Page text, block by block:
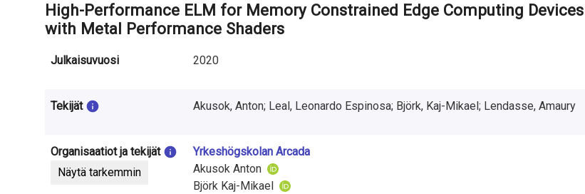
High-Performance ELM for Memory Constrained Edge Computing Devices
with Metal Performance Shaders
Julkaisuvuosi 2020
Tekijät Akusok, Anton; Leal, Leonardo Espinosa; Björk, Kaj-Mikael; Lendasse, Amaury
Organisaatiot ja tekijät
Näytä tarkemmin
Yrkeshögskolan Arcada
Akusok Anton
Björk Kaj-Mikael